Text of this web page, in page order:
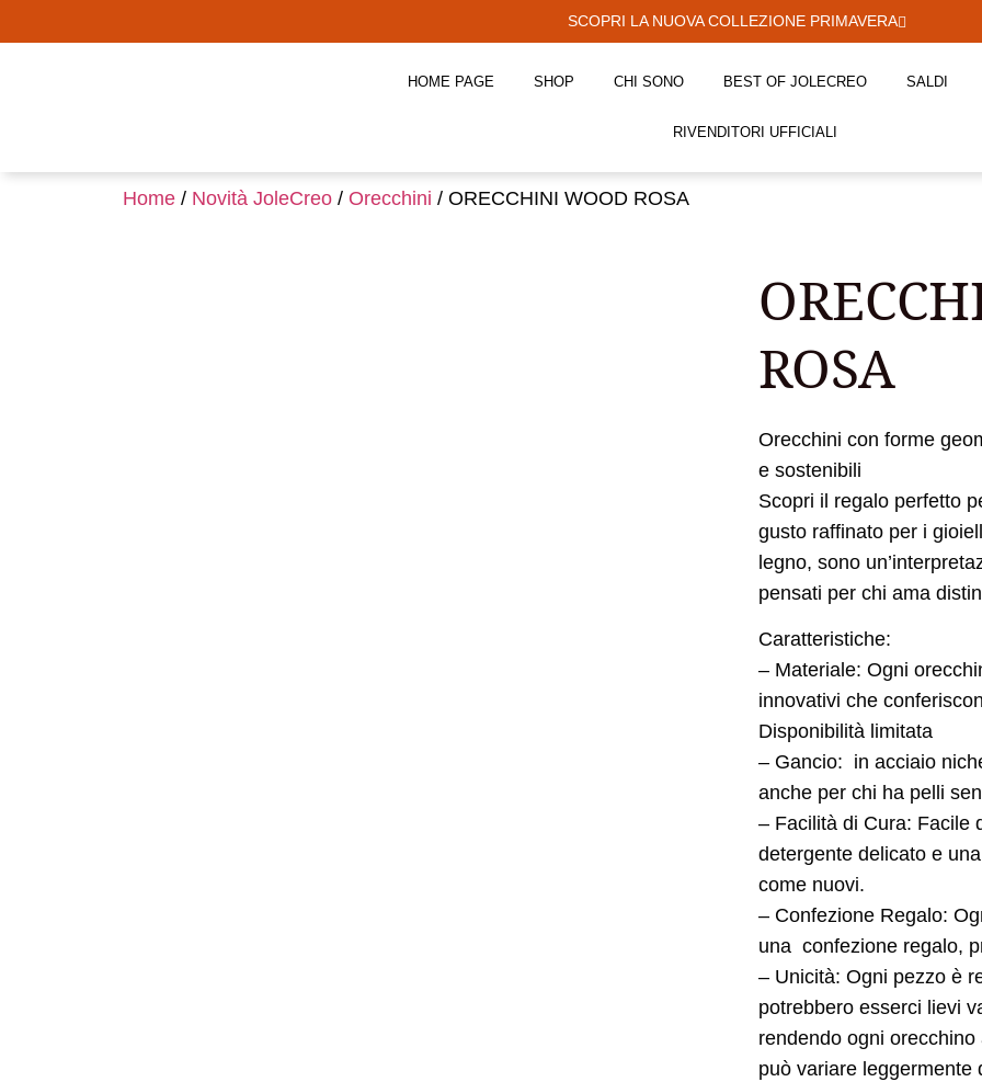
SCOPRI LA NUOVA COLLEZIONE PRIMAVERA
HOME PAGE SHOP CHI SONO BEST OF JOLECREO SALDI
RIVENDITORI UFFICIALI
Home / Novità JoleCreo / Orecchini / ORECCHINI WOOD ROSA
ROSA
Orecchini con forme
e sostenibili
Scopri il regalo perfetto
gusto raffinato per i
legno, sono
pensati per chi ama
Caratteristiche:
– Materiale: Ogni
innovativi che
Disponibilità limitata
– Gancio: in acciaio
anche per chi ha pelli
– Facilità di Cura: Facile
detergente delicato e
come nuovi.
– Confezione Regalo:
una confezione regalo,
– Unicità: Ogni pezzo è
potrebbero esserci lievi
rendendo ogni
può variare leggermente